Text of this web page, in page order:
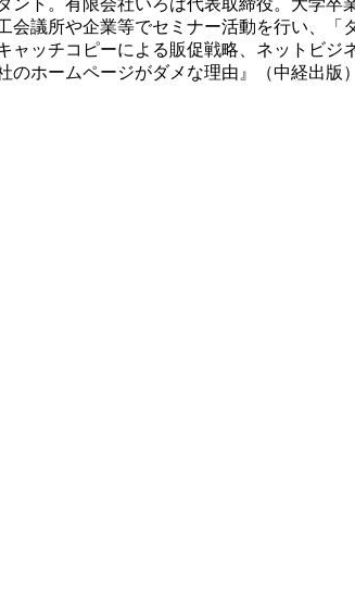
ト。有限会社いろは代表取締役。大学卒
議所や企業等でセミナー活動を行い、「
ッチコピーによる販促戦略、ネットビジ
ホームページがダメな理由』（中経出版